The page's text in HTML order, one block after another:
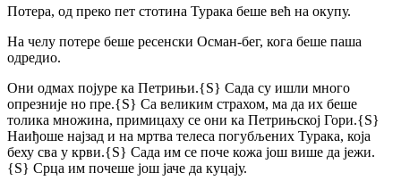
Потера, од преко пет стотина Турака беше већ на окупу.
На челу потере беше ресенски Осман-бег, кога беше паша
одредио.
Они одмах појуре ка Петрињи.{S} Сада су ишли много
опрезније но пре.{S} Са великим страхом, ма да их беше
толика множина, примицаху се они ка Петрињској Гори.{S}
Наиђоше најзад и на мртва телеса погубљених Турака, која
беху сва у крви.{S} Сада им се поче кожа још више да јежи.
{S} Срца им почеше још јаче да куцају.